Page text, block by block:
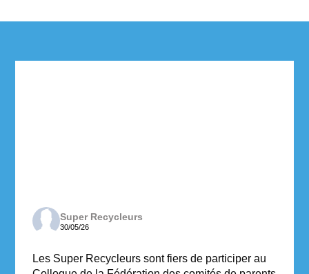
Super Recycleurs
30/05/26
Les Super Recycleurs sont fiers de participer au